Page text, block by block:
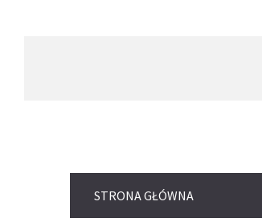
STRONA GŁÓWNA